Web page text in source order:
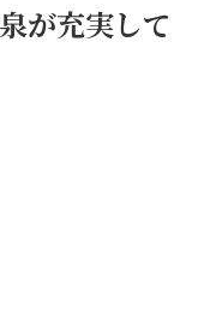
が充実して